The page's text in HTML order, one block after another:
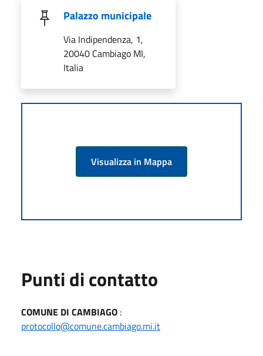
Palazzo municipale
Via Indipendenza, 1,
20040 Cambiago MI,
Italia
Visualizza in Mappa
Punti di contatto
COMUNE DI CAMBIAGO :
protocollo@comune.cambiago.mi.it